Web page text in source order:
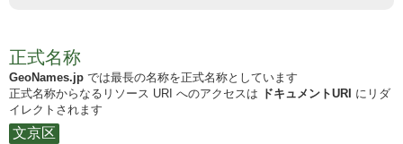
正式名称
GeoNames.jp では最長の名称を正式名称としています
正式名称からなるリソース URI へのアクセスは ドキュメントURI にリダ
イレクトされます
文京区